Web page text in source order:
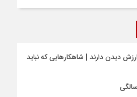
ارزش دیدن دارند | شاهکارهایی که نباید